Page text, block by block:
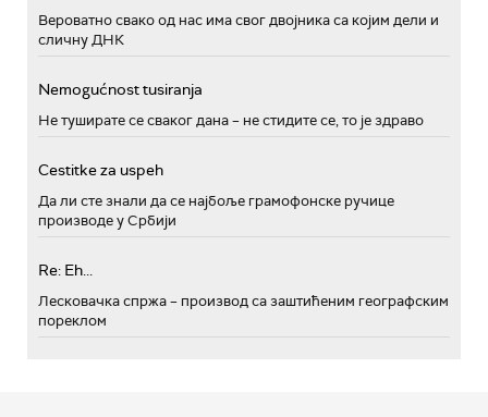
Вероватно свако од нас има свог двојника са којим дели и
сличну ДНК
Nemogućnost tusiranja
Не туширате се сваког дана – не стидите се, то је здраво
Cestitke za uspeh
Да ли сте знали да се најбоље грамофонске ручице
производе у Србији
Re: Eh...
Лесковачка спржа – производ са заштићеним географским
пореклом